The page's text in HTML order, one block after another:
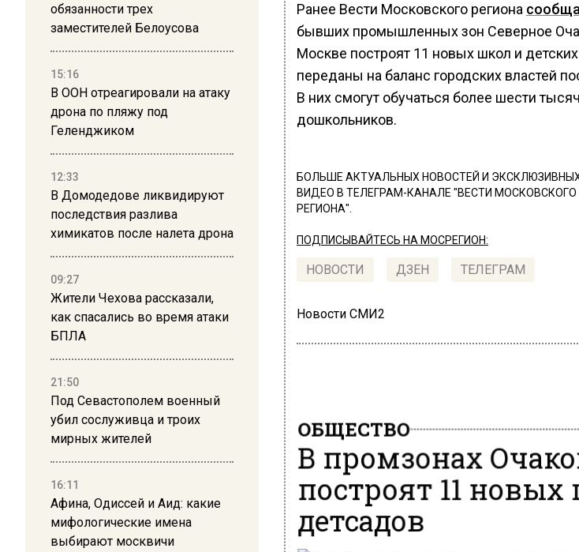
обязанности трех
заместителей Белоусова
15:16
В ООН отреагировали на атаку
дрона по пляжу под
Геленджиком
12:33
В Домодедове ликвидируют
последствия разлива
химикатов после налета дрона
09:27
Жители Чехова рассказали,
как спасались во время атаки
БПЛА
21:50
Под Севастополем военный
убил сослуживца и троих
мирных жителей
16:11
Афина, Одиссей и Аид: какие
мифологические имена
выбирают москвичи
Ранее Вести Московского региона
бывших промышленных зон Северное
Москве построят 11 новых школ и
переданы на баланс городских властей
В них смогут обучаться более шести
дошкольников.
БОЛЬШЕ АКТУАЛЬНЫХ НОВОСТЕЙ И
ВИДЕО В ТЕЛЕГРАМ-КАНАЛЕ "ВЕСТИ МОСКОВСКОГО
РЕГИОНА".
ПОДПИСЫВАЙТЕСЬ НА МОСРЕГИОН:
НОВОСТИ ДЗЕН ТЕЛЕГРАМ
Новости СМИ2
ОБЩЕСТВО
В промзонах
построят 11
детсадов